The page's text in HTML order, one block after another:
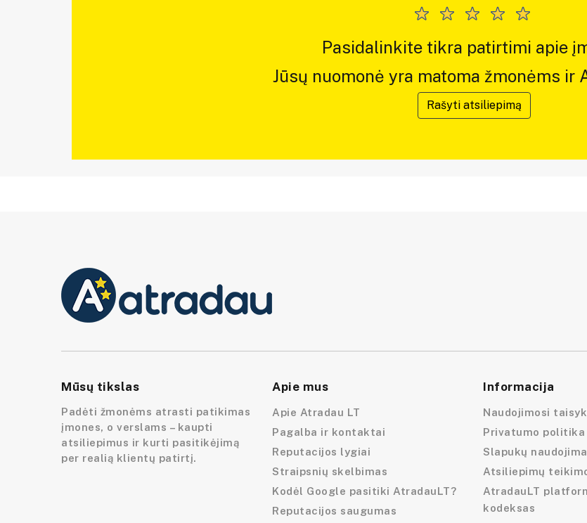
Pasidalinkite tikra patirtimi apie
Jūsų nuomonė yra matoma žmonėms ir
Rašyti atsiliepimą
Mūsų tikslas
Padėti žmonėms atrasti patikimas
įmones, o verslams – kaupti
atsiliepimus ir kurti pasitikėjimą
per realią klientų patirtį.
Apie mus
Apie Atradau LT
Pagalba ir kontaktai
Reputacijos lygiai
Straipsnių skelbimas
Kodėl Google pasitiki AtradauLT?
Reputacijos saugumas
Informacija
Naudojimosi
Privatumo politika
Slapukų
Atsiliepimų
AtradauLT
kodeksas